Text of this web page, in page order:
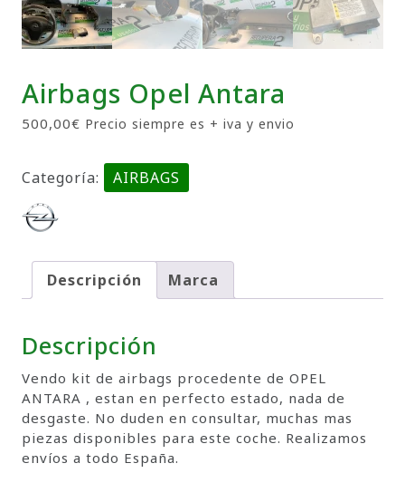
Airbags Opel Antara
500,00€ Precio siempre es + iva y envio
Categoría: AIRBAGS
Descripción Marca
Descripción
Vendo kit de airbags procedente de OPEL
ANTARA , estan en perfecto estado, nada de
desgaste. No duden en consultar, muchas mas
piezas disponibles para este coche. Realizamos
envíos a todo España.